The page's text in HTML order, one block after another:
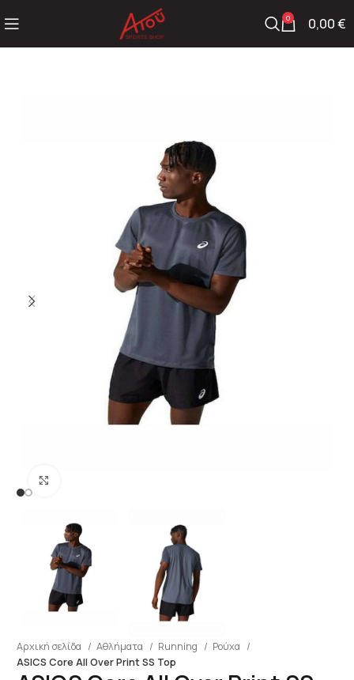
0 0,00€
Αρχική σελίδα Αθλήματα Running
Ρούχα
ASICS Core All Over Print SS Top